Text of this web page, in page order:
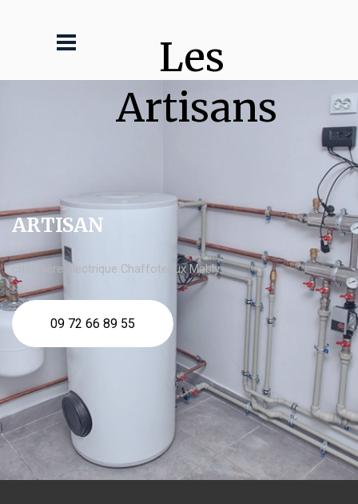
Les
Artisans
ARTISAN
chaudière électrique Chaffoteaux Mably
09 72 66 89 55